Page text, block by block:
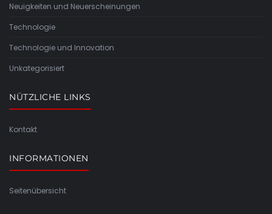
Neuigkeiten und Neuerscheinungen
Technologie
Technologie und Innovation
Unkategorisiert
NÜTZLICHE LINKS
Kontakt
INFORMATIONEN
Seitenübersicht